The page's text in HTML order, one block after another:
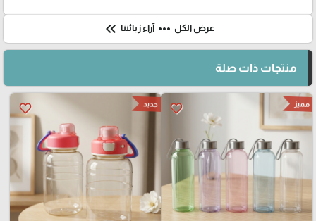
عرض الكل more_horiz آراء زبائننا keyboard_double_arrow_left
منتجات ذات صلة
favorite_border مميز favorite_border جديد